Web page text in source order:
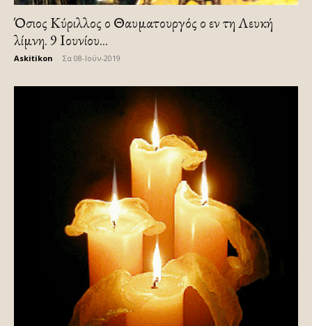
Όσιος Κύριλλος ο Θαυματουργός ο εν τη Λευκή
λίμνη. 9 Ιουνίου...
Askitikon Σα 08-Ιούν-2019